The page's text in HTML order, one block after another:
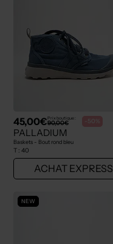
45,00€Prix boutique :
90,00€ -50%
PALLADIUM
Baskets - Bout rond bleu
T : 40
ACHAT EXPRESS
NEW